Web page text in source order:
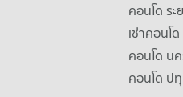
คอนโด ระ
เช่าคอนโ
คอนโด น
คอนโด ป